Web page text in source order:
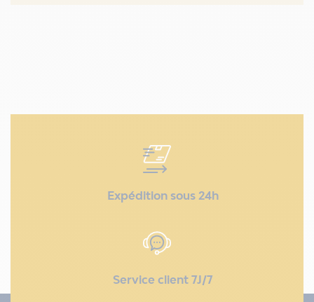
Expédition sous 24h
Service client 7J/7